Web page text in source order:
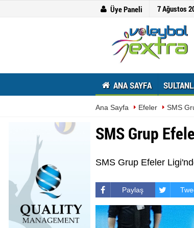
Üye Paneli 7 Ağustos
ANA SAYFA
Ana Sayfa Efeler SMS
SMS Grup
SMS Grup Efeler
Paylaş